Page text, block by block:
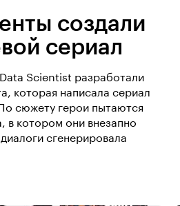
создали
сериал
Scientist разработали
которая написала сериал
сюжету герои пытаются
в котором они внезапно
сгенерировала